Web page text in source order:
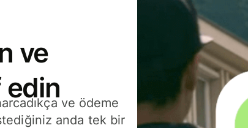
ve
edinve ödeme
anda tek bir